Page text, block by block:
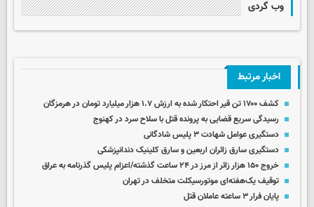
وب گردی
اخبار مرتبط
کشف ۱۷۰۰ تن قیر احتکار شده به ارزش ۱.۷ هزار میلیارد تومان در هرمزگان
رسیدگی سریع قضایی به پرونده قتل با سلاح سرد در کهنوج
دستگیری عوامل شهادت ۳ پلیس شادگانی
دستگیری سارق زائران اربعین و سارق کلینیک دندانپزشکی
خروج ۱۵۰ هزار زائر از مرز در ۲۴ ساعت گذشته/اعزام پلیس گذرنامه به عراق
توقیف یک‌هفته‌ای موتورسیکلت متخلف در تهران
پایان فرار ۳ ساعته عاملان قتل